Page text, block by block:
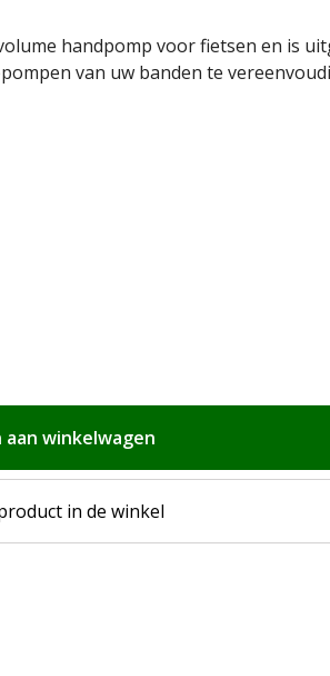
handpomp voor fietsen en is
van uw banden te
winkelwagen
in de winkel